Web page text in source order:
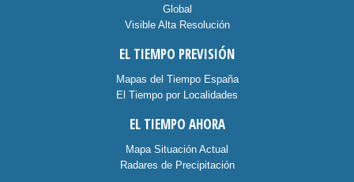
Global
Visible Alta Resolución
EL TIEMPO PREVISIÓN
Mapas del Tiempo España
El Tiempo por Localidades
EL TIEMPO AHORA
Mapa Situación Actual
Radares de Precipitación